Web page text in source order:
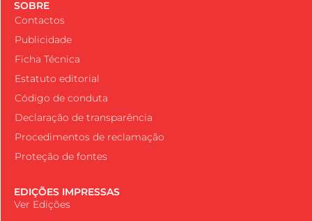
SOBRE
Contactos
Publicidade
Ficha Técnica
Estatuto editorial
Código de conduta
Declaração de transparência
Procedimentos de reclamação
Proteção de fontes
EDIÇÕES IMPRESSAS
Ver Edições